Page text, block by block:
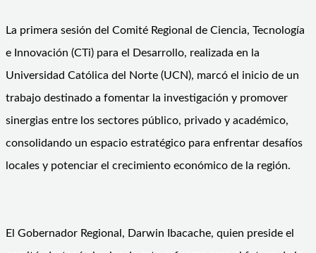
La primera sesión del Comité Regional de Ciencia, Tecnología
e Innovación (CTi) para el Desarrollo, realizada en la
Universidad Católica del Norte (UCN), marcó el inicio de un
trabajo destinado a fomentar la investigación y promover
sinergias entre los sectores público, privado y académico,
consolidando un espacio estratégico para enfrentar desafíos
locales y potenciar el crecimiento económico de la región.
El Gobernador Regional, Darwin Ibacache, quien preside el